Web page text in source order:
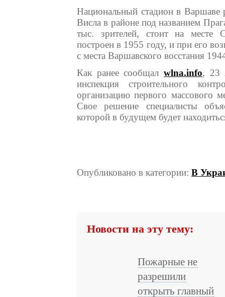
Национальный стадион в Варшаве
Висла в районе под названием
тыс. зрителей, стоит на месте
построен в 1955 году, и при его
с места Варшавского восстания
Как ранее сообщал wlna.info, 23
инспекция строительного
организацию первого массового
Свое решение специалисты
которой в будущем будет
Опубликовано в категории: В
Новости на эту тему:
Пожарные не
разрешили
открыть главный